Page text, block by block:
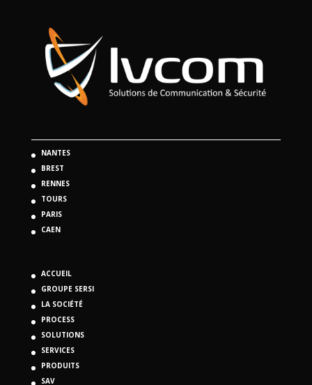
NANTES
BREST
RENNES
TOURS
PARIS
CAEN
ACCUEIL
GROUPE SERSI
LA SOCIÉTÉ
PROCESS
SOLUTIONS
SERVICES
PRODUITS
SAV